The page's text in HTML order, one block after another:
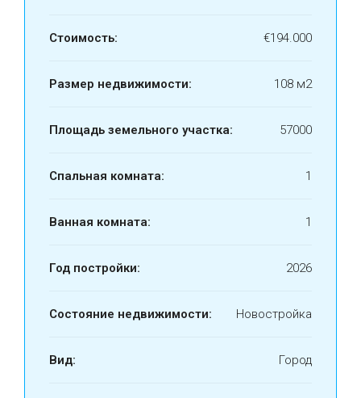
Стоимость: €194.000
Размер недвижимости: 108 м2
Площадь земельного участка: 57000
Спальная комната: 1
Ванная комната: 1
Год постройки: 2026
Состояние недвижимости: Новостройка
Вид: Город